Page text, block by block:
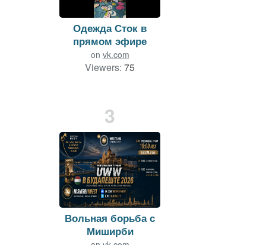
Одежда Сток в
прямом эфире
on vk.com
Viewers: 75
3
Вольная борьба с
Миширби